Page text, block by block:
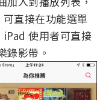
直接在功能選單
使用者可直接
錄影帶。